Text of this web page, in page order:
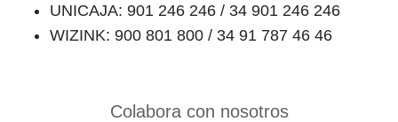
UNICAJA: 901 246 246 / 34 901 246 246
WIZINK: 900 801 800 / 34 91 787 46 46
Colabora con nosotros